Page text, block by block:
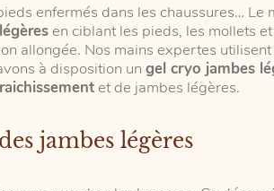
enfermés dans les chaussures… Le
en ciblant les pieds, les mollets
allongée. Nos mains expertes
à disposition un gel cryo jambes
et de jambes légères.
jambes légères